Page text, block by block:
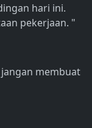
hari ini.
pekerjaan. "
membuat